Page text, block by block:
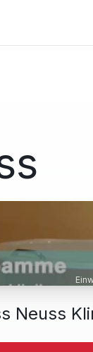
Neuss